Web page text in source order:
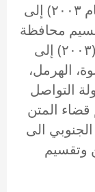
تقسيم محافظة عكار (المستحدثة عام ۲۰۰۳) إلى
محافظة
بعلبك الهرمل المستحدثة أيضا عام (۲۰۰۳) إلى
الهرمل،
التواصل
المتن
الى
وتقسيم